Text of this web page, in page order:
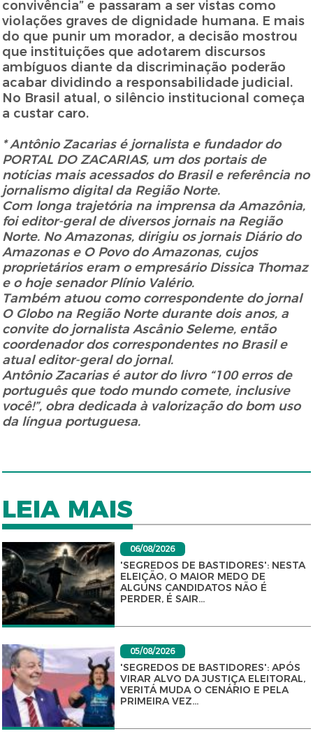
convivência” e passaram a ser vistas como
violações graves de dignidade humana. E mais
do que punir um morador, a decisão mostrou
que instituições que adotarem discursos
ambíguos diante da discriminação poderão
acabar dividindo a responsabilidade judicial.
No Brasil atual, o silêncio institucional começa
a custar caro.
* Antônio Zacarias é jornalista e fundador do
PORTAL DO ZACARIAS, um dos portais de
notícias mais acessados do Brasil e referência no
jornalismo digital da Região Norte.
Com longa trajetória na imprensa da Amazônia,
foi editor-geral de diversos jornais na Região
Norte. No Amazonas, dirigiu os jornais Diário do
Amazonas e O Povo do Amazonas, cujos
proprietários eram o empresário Dissica Thomaz
e o hoje senador Plínio Valério.
Também atuou como correspondente do jornal
O Globo na Região Norte durante dois anos, a
convite do jornalista Ascânio Seleme, então
coordenador dos correspondentes no Brasil e
atual editor-geral do jornal.
Antônio Zacarias é autor do livro “100 erros de
português que todo mundo comete, inclusive
você!”, obra dedicada à valorização do bom uso
da língua portuguesa.
LEIA MAIS
06/08/2026
'SEGREDOS DE BASTIDORES': NESTA
ELEIÇÃO, O MAIOR MEDO DE
ALGUNS CANDIDATOS NÃO É
PERDER, É SAIR...
05/08/2026
'SEGREDOS DE BASTIDORES': APÓS
VIRAR ALVO DA JUSTIÇA ELEITORAL,
VERITÁ MUDA O CENÁRIO E PELA
PRIMEIRA VEZ...